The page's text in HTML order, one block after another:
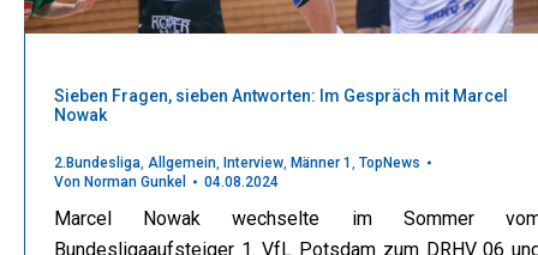
Sieben Fragen, sieben Antworten: Im Gespräch mit Marcel
Nowak
2.Bundesliga, Allgemein, Interview, Männer 1 , TopNews
Von Norman Gunkel 04.08.2024
Marcel Nowak wechselte im Sommer
Bundesligaaufsteiger 1. VfL Potsdam zum DRHV 06